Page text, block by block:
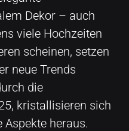
Dekor – auch
viele Hochzeiten
scheinen, setzen
neue Trends
die
kristallisieren sich
heraus.